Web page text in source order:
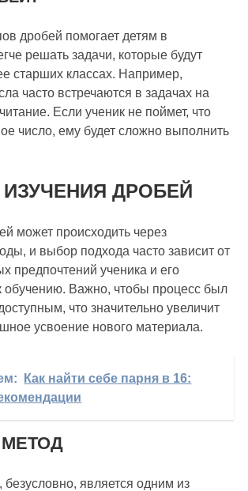
дробей помогает детям в
решать задачи, которые будут
старших классах. Например,
часто встречаются в задачах на
Если ученик не поймет, что
число, ему будет сложно выполнить
ДРОБЕЙ
может происходить через
и выбор подхода часто зависит от
предпочтений ученика и его
обучению. Важно, чтобы процесс был
что значительно увеличит
усвоение нового материала.
Как найти себе парня в 16:
безусловно, является одним из